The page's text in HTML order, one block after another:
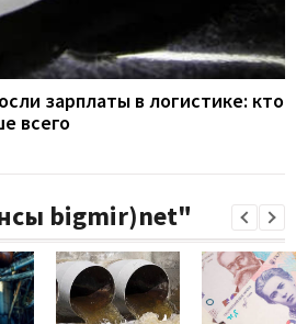
зарплаты в логистике: кто
всего
bigmir)net"